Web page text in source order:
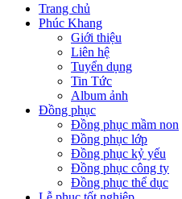
Trang chủ
Phúc Khang
Giới thiệu
Liên hệ
Tuyển dụng
Tin Tức
Album ảnh
Đồng phục
Đồng phục mầm non
Đồng phục lớp
Đồng phục kỷ yếu
Đồng phục công ty
Đồng phục thể dục